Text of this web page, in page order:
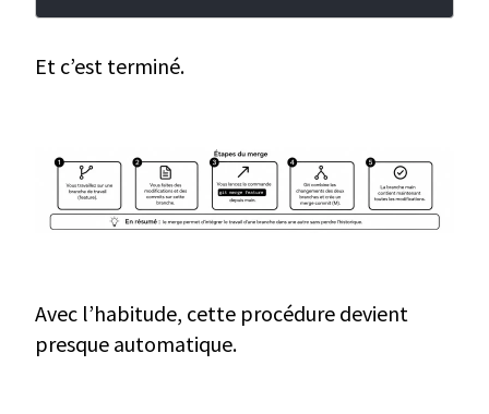
Et c’est terminé.
Avec l’habitude, cette procédure devient
presque automatique.